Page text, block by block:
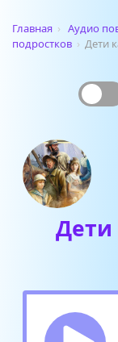
Главная › Аудио
подростков › Дети
Дети